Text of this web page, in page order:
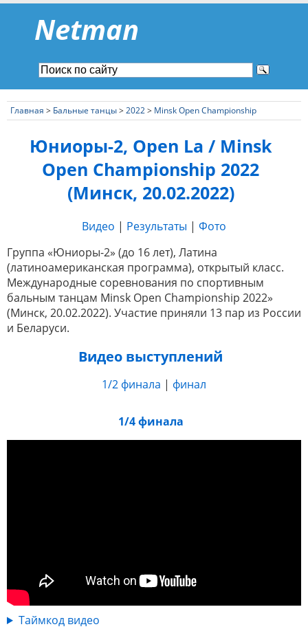
Netman
Главная > Бальные танцы>2022> Minsk Open Championship
Юниоры-2, Open La / Minsk
Open Championship 2022
(Минск, 20.02.2022)
Видео | Результаты | Фото
Группа «Юниоры-2» (до 16 лет), Латина
(латиноамериканская программа), открытый класс.
Международные соревнования по спортивным
бальным танцам Minsk Open Championship 2022»
(Минск, 20.02.2022). Участие приняли 13 пар из России
и Беларуси.
Видео выступлений
1/2 финала | финал
1/4 финала
Таймкод видео